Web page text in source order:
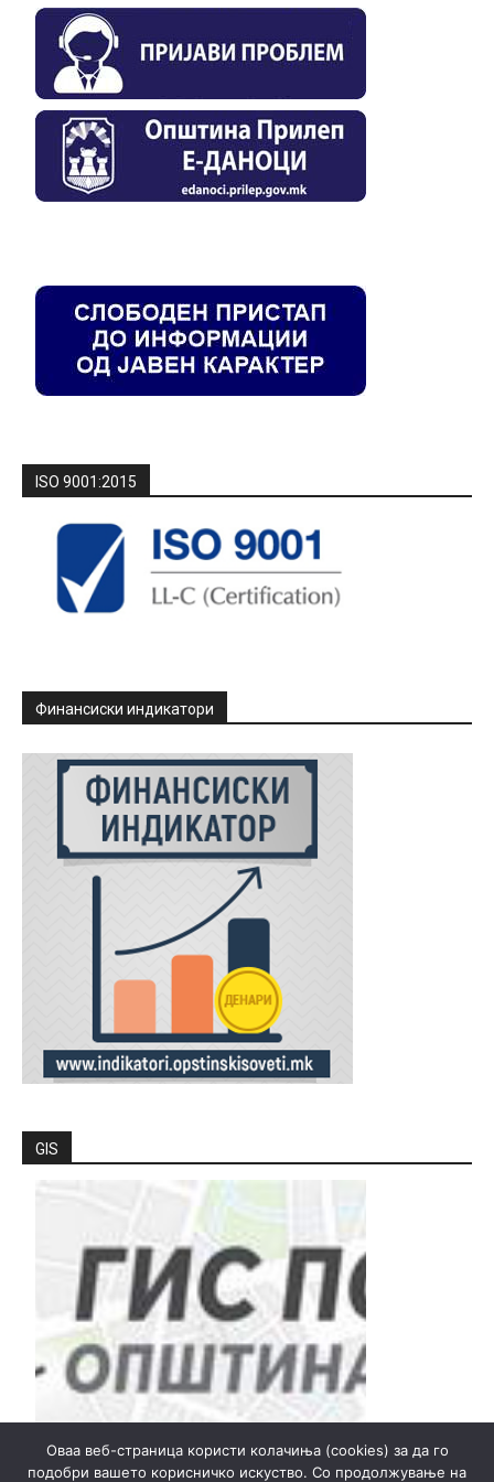
ISO 9001:2015
Финансиски индикатори
GIS
Оваа веб-страница користи колачиња (cookies) за да го
подобри вашето корисничко искуство. Со продолжување на